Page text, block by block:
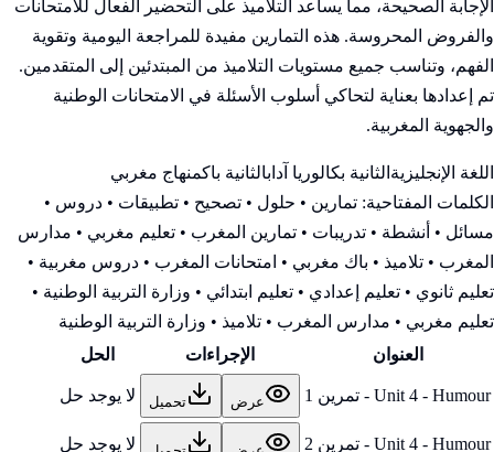
الإجابة الصحيحة، مما يساعد التلاميذ على التحضير الفعال للامتحانات
والفروض المحروسة. هذه التمارين مفيدة للمراجعة اليومية وتقوية
الفهم، وتناسب جميع مستويات التلاميذ من المبتدئين إلى المتقدمين.
تم إعدادها بعناية لتحاكي أسلوب الأسئلة في الامتحانات الوطنية
والجهوية المغربية.
اللغة الإنجليزية الثانية بكالوريا آدابالثانية باكمنهاج مغربي
الكلمات المفتاحية: تمارين • حلول • تصحيح • تطبيقات • دروس •
مسائل • أنشطة • تدريبات • تمارين المغرب • تعليم مغربي • مدارس
المغرب • تلاميذ • باك مغربي • امتحانات المغرب • دروس مغربية •
تعليم ثانوي • تعليم إعدادي • تعليم ابتدائي • وزارة التربية الوطنية •
تعليم مغربي • مدارس المغرب • تلاميذ • وزارة التربية الوطنية
العنوان
الإجراءات الحل
Unit 4 - Humour - تمرين 1 عرض تحميل لا يوجد حل
Unit 4 - Humour - تمرين 2 لا يوجد حل